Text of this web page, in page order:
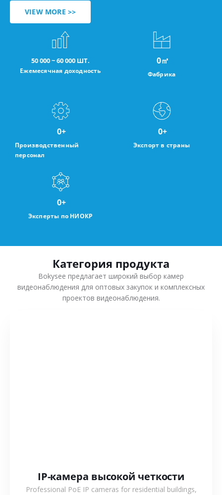
VIEW MORE >>
50 000 ~ 60 000 ШТ.
Ежемесячная доходность Фабрика
0㎡
Производственный
персонал
0+
Экспорт в страны
0+
Эксперты по НИОКР
0+
Категория продукта
Bokysee предлагает широкий выбор камер
видеонаблюдения для оптовых закупок и комплексных
проектов видеонаблюдения.
IP-камера высокой четкости
Professional PoE IP cameras for residential buildings,